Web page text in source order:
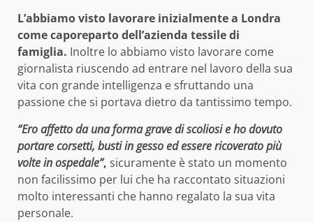
L’abbiamo visto lavorare inizialmente a Londra
come caporeparto dell’azienda tessile di
famiglia. Inoltre lo abbiamo visto lavorare come
giornalista riuscendo ad entrare nel lavoro della sua
vita con grande intelligenza e sfruttando una
passione che si portava dietro da tantissimo tempo.
“Ero affetto da una forma grave di scoliosi e ho dovuto
portare corsetti, busti in gesso ed essere ricoverato più
volte in ospedale”, sicuramente è stato un momento
non facilissimo per lui che ha raccontato situazioni
molto interessanti che hanno regalato la sua vita
personale.